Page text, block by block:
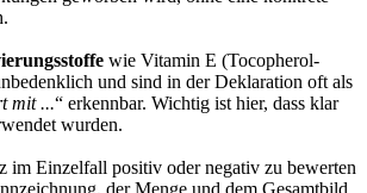
wie Vitamin E (Tocopherol-
und sind in der Deklaration oft als
mit ...“ erkennbar. Wichtig ist hier, dass klar
wurden.
im Einzelfall positiv oder negativ zu bewerten